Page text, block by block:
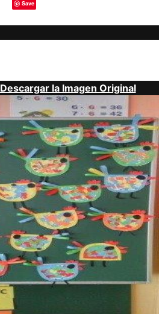
Save
Descargar la Imagen Original